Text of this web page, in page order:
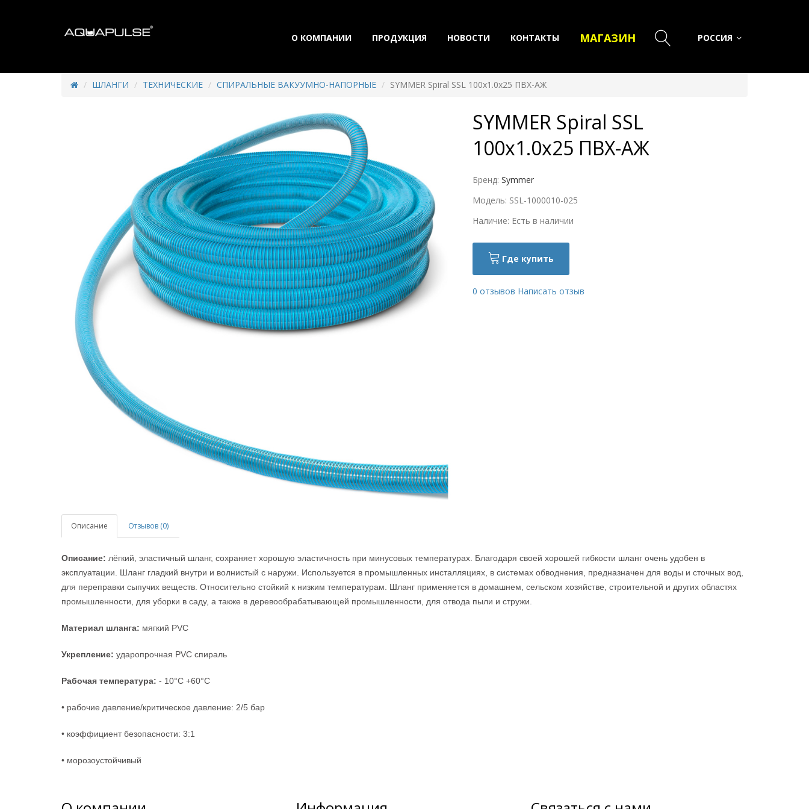
О КОМПАНИИ ПРОДУКЦИЯ НОВОСТИ КОНТАКТЫ МАГАЗИН РОССИЯ
ШЛАНГИ ТЕХНИЧЕСКИЕ СПИРАЛЬНЫЕ ВАКУУМНО-НАПОРНЫЕ SYMMER Spiral SSL 100х1.0х25 ПВХ-АЖ
SYMMER Spiral SSL
100х1.0х25 ПВХ-АЖ
Бренд: Symmer
Модель: SSL-1000010-025
Наличие: Есть в наличии
Где купить
0 отзывов Написать отзыв
Описание Отзывов (0)
Описание: лёгкий, эластичный шланг, сохраняет хорошую эластичность при минусовых температурах. Благодаря своей хорошей гибкости шланг очень удобен в
эксплуатации. Шланг гладкий внутри и волнистый с наружи. Используется в промышленных инсталляциях, в системах обводнения, предназначен для воды и сточных вод,
для переправки сыпучих веществ. Относительно стойкий к низким температурам. Шланг применяется в домашнем, сельском хозяйстве, строительной и других областях
промышленности, для уборки в саду, а также в деревообрабатывающей промышленности, для отвода пыли и стружи.
Материал шланга: мягкий PVC
Укрепление: ударопрочная PVC спираль
Рабочая температура: - 10°С +60°С
• рабочие давление/критическое давление: 2/5 бар
• коэффициент безопасности: 3:1
• морозоустойчивый